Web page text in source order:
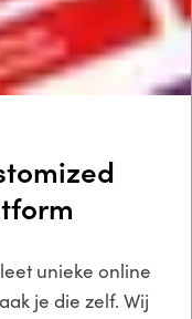
unieke online
je die zelf. Wij